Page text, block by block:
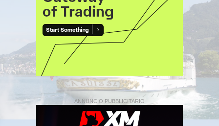
ANNUNCIO PUBBLICITARIO